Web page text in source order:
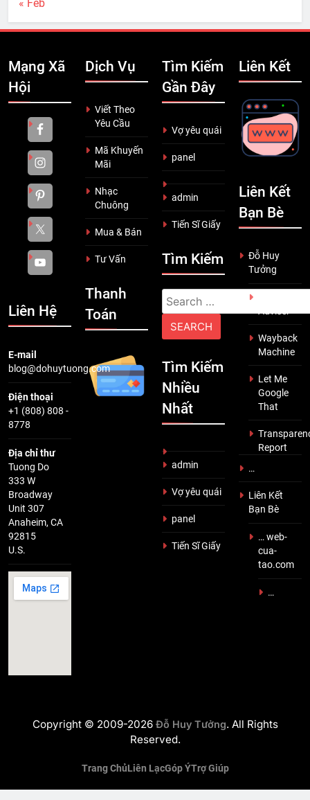
« Feb
Mạng Xã
Hội
Liên Hệ
E-mail
blog@dohuytuong.com
Điện thoại
+1 (808) 808 -
8778
Địa chỉ thư
Tuong Do
333 W
Broadway
Unit 307
Anaheim, CA
92815
U.S.
Dịch Vụ
Viết Theo
Yêu Cầu
Mã Khuyến
Mãi
Nhạc
Chuông
Mua & Bán
Tư Vấn
Thanh
Toán
Tìm Kiếm
Gần Đây
Vợ yêu quái
panel
admin
Tiến Sĩ Giấy
Tìm Kiếm
Search
for:
Tìm Kiếm
Nhiều
Nhất
admin
Vợ yêu quái
panel
Tiến Sĩ Giấy
Liên Kết
Liên Kết
Bạn Bè
Đỗ Huy
Tưởng
Adviser
Wayback
Machine
Let Me
Google
That
Report
…
Liên Kết
Bạn Bè
… web-
cua-
tao.com
…
Copyright © 2009-2026 Đỗ Huy Tưởng. All Rights
Reserved.
Trang ChủLiên LạcGóp ÝTrợ Giúp